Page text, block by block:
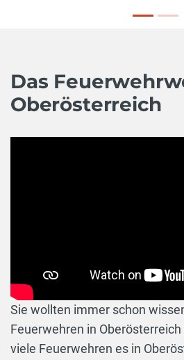
Das
Oberösterreich
Sie wollten immer schon
Feuerwehren in
viele Feuerwehren es in